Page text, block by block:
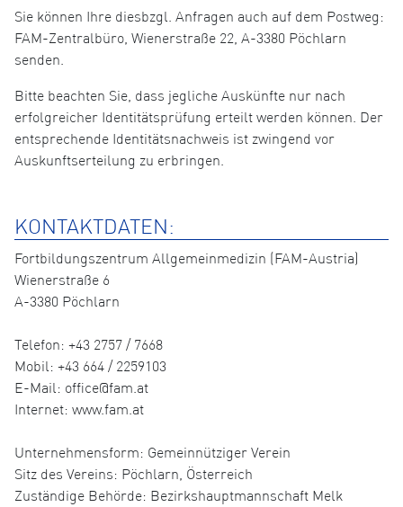
Sie können Ihre diesbzgl. Anfragen auch auf dem Postweg:
FAM-Zentralbüro, Wienerstraße 22, A-3380 Pöchlarn
senden.
Bitte beachten Sie, dass jegliche Auskünfte nur nach
erfolgreicher Identitätsprüfung erteilt werden können. Der
entsprechende Identitätsnachweis ist zwingend vor
Auskunftserteilung zu erbringen.
KONTAKTDATEN:
Fortbildungszentrum Allgemeinmedizin (FAM-Austria)
Wienerstraße 6
A-3380 Pöchlarn
Telefon: +43 2757 / 7668
Mobil: +43 664 / 2259103
E-Mail: office@fam.at
Internet: www.fam.at
Unternehmensform: Gemeinnütziger Verein
Sitz des Vereins: Pöchlarn, Österreich
Zuständige Behörde: Bezirkshauptmannschaft Melk